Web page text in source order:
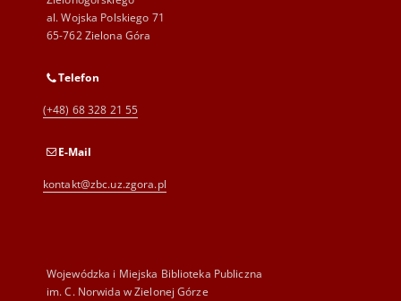
al. Wojska Polskiego 71
65-762 Zielona Góra
Telefon
(+48) 68 328 21 55
E-Mail
kontakt@zbc.uz.zgora.pl
Wojewódzka i Miejska Biblioteka Publiczna
im. C. Norwida w Zielonej Górze